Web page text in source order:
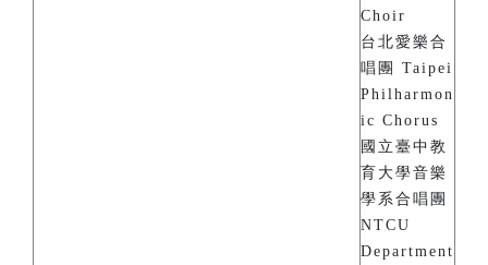
Choir
台北愛樂合
唱團 Taipei
Philharmon
ic Chorus
國立臺中教
育大學音樂
學系合唱團
NTCU
Department